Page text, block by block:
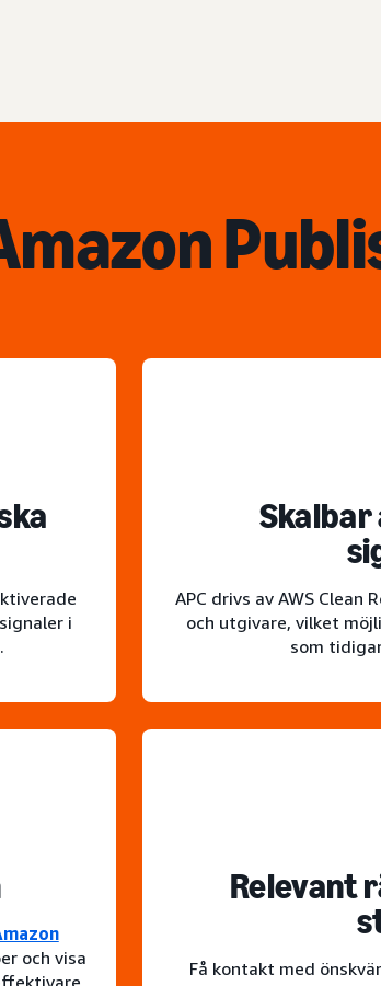
i
APC drivs av AWS Clean
och utgivare, vilket
som
och visa
Relevant
Få kontakt med